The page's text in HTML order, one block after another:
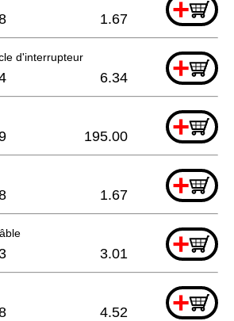
+
1.67
d'interrupteur +
6.34
+
195.00
+
1.67
+
3.01
+
4.52